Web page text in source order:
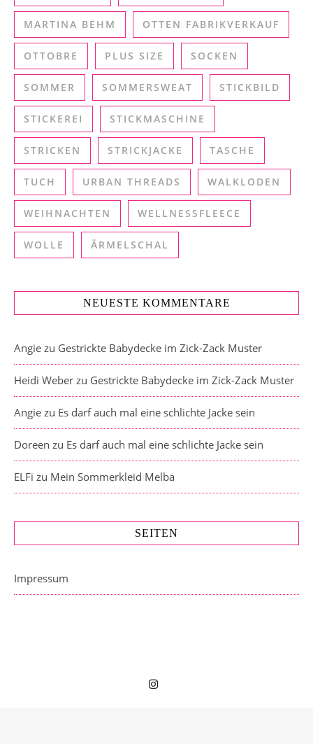
MARTINA BEHM OTTEN FABRIKVERKAUF
OTTOBRE PLUS SIZE SOCKEN
SOMMER SOMMERSWEAT STICKBILD
STICKEREI STICKMASCHINE
STRICKEN STRICKJACKE TASCHE
TUCH URBAN THREADS WALKLODEN
WEIHNACHTEN WELLNESSFLEECE
WOLLE ÄRMELSCHAL
NEUESTE KOMMENTARE
Angie zu Gestrickte Babydecke im Zick-Zack Muster
Heidi Weber zu Gestrickte Babydecke im Zick-Zack Muster
Angie zu Es darf auch mal eine schlichte Jacke sein
Doreen zu Es darf auch mal eine schlichte Jacke sein
ELFi zu Mein Sommerkleid Melba
SEITEN
Impressum